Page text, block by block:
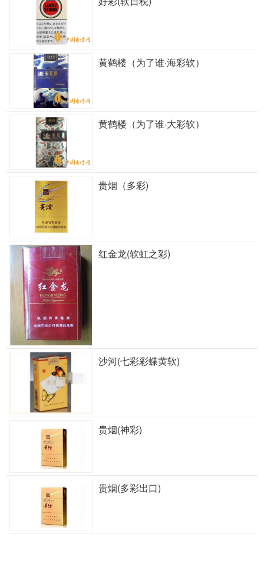
黄鹤楼（为了谁·海彩软）
黄鹤楼（为了谁·大彩软）
贵烟（多彩)
红金龙(软虹之彩)
沙河(七彩彩蝶黄软)
贵烟(神彩)
贵烟(多彩出口)